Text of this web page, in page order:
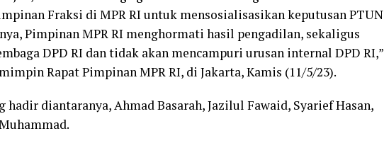
Fraksi di MPR RI untuk mensosialisasikan keputusan PTUN
Pimpinan MPR RI menghormati hasil pengadilan, sekaligus
DPD RI dan tidak akan mencampuri urusan internal DPD RI,”
Rapat Pimpinan MPR RI, di Jakarta, Kamis (11/5/23).
hadir diantaranya, Ahmad Basarah, Jazilul Fawaid, Syarief Hasan,